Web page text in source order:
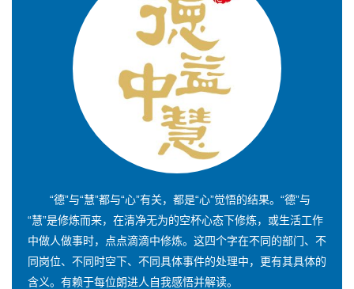
“德”与“慧”都与“心”有关，都是“心”觉悟的结果。“德”与
“慧”是修炼而来，在清净无为的空杯心态下修炼，或生活工作
中做人做事时，点点滴滴中修炼。这四个字在不同的部门、不
同岗位、不同时空下、不同具体事件的处理中，更有其具体的
含义。有赖于每位朗进人自我感悟并解读。